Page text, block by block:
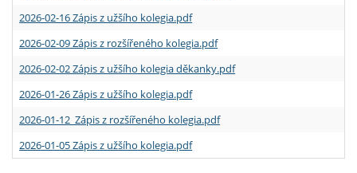
2026-02-16 Zápis z užšího kolegia.pdf
2026-02-09 Zápis z rozšířeného kolegia.pdf
2026-02-02 Zápis z užšího kolegia děkanky.pdf
2026-01-26 Zápis z užšího kolegia.pdf
2026-01-12 Zápis z rozšířeného kolegia.pdf
2026-01-05 Zápis z užšího kolegia.pdf